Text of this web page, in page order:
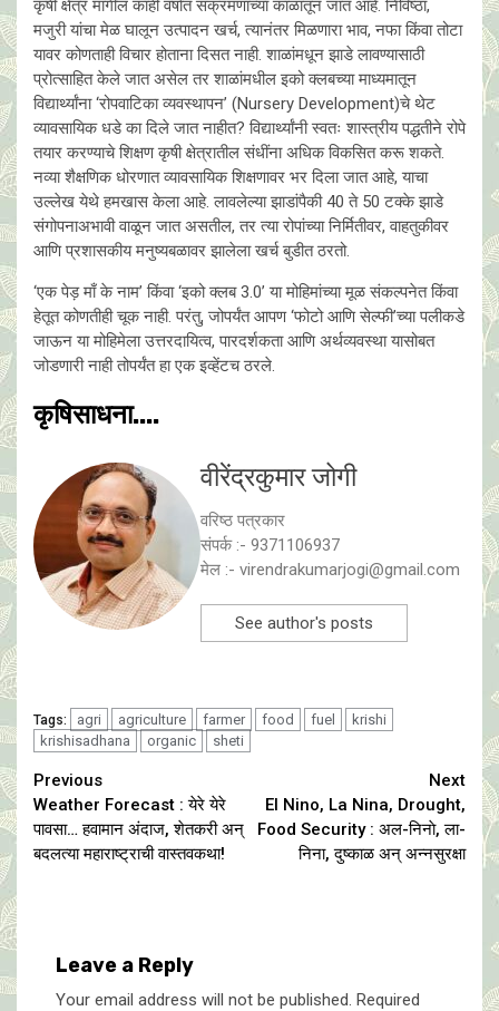
कृषी क्षेत्र मागील काही वर्षात संक्रमणाच्या काळातून जात आहे. निविष्ठा,
मजुरी यांचा मेळ घालून उत्पादन खर्च, त्यानंतर मिळणारा भाव, नफा किंवा तोटा
यावर कोणताही विचार होताना दिसत नाही. शाळांमधून झाडे लावण्यासाठी
प्रोत्साहित केले जात असेल तर शाळांमधील इको क्लबच्या माध्यमातून
विद्यार्थ्यांना ‘रोपवाटिका व्यवस्थापन’ (Nursery Development)चे थेट
व्यावसायिक धडे का दिले जात नाहीत? विद्यार्थ्यांनी स्वतः शास्त्रीय पद्धतीने रोपे
तयार करण्याचे शिक्षण कृषी क्षेत्रातील संधींना अधिक विकसित करू शकते.
नव्या शैक्षणिक धोरणात व्यावसायिक शिक्षणावर भर दिला जात आहे, याचा
उल्लेख येथे हमखास केला आहे. लावलेल्या झाडांपैकी 40 ते 50 टक्के झाडे
संगोपनाअभावी वाळून जात असतील, तर त्या रोपांच्या निर्मितीवर, वाहतुकीवर
आणि प्रशासकीय मनुष्यबळावर झालेला खर्च बुडीत ठरतो.
‘एक पेड़ माँ के नाम’ किंवा ‘इको क्लब 3.0’ या मोहिमांच्या मूळ संकल्पनेत किंवा
हेतूत कोणतीही चूक नाही. परंतु, जोपर्यंत आपण ‘फोटो आणि सेल्फी’च्या पलीकडे
जाऊन या मोहिमेला उत्तरदायित्व, पारदर्शकता आणि अर्थव्यवस्था यासोबत
जोडणारी नाही तोपर्यंत हा एक इव्हेंटच ठरले.
कृषिसाधना....
वीरेंद्रकुमार जोगी
वरिष्ठ पत्रकार
संपर्क :- 9371106937
मेल :- virendrakumarjogi@gmail.com
See author's posts
Tags: agri agriculture farmer food fuel
krishi
krishisadhana
organic sheti
Continue
Reading
Previous
Weather Forecast : येरे येरे
पावसा… हवामान अंदाज, शेतकरी अन्
बदलत्या महाराष्ट्राची वास्तवकथा!
Next
El Nino, La Nina, Drought,
Food Security : अल-निनाे, ला-
निना, दुष्काळ अन् अन्नसुरक्षा
Leave a Reply
Your email address will not be published. Required